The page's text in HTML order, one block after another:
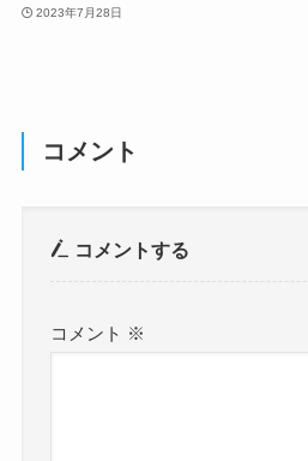
2023年7月28日
コメント
コメントする
コメント ※